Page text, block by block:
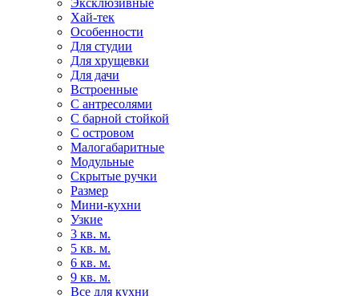
Эксклюзивные
Хай-тек
Особенности
Для студии
Для хрущевки
Для дачи
Встроенные
С антресолями
С барной стойкой
С островом
Малогабаритные
Модульные
Скрытые ручки
Размер
Мини-кухни
Узкие
3 кв. м.
5 кв. м.
6 кв. м.
9 кв. м.
Все для кухни